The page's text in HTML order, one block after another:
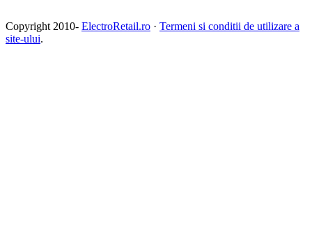
Copyright 2010- ElectroRetail.ro · Termeni si conditii de utilizare a
site-ului.